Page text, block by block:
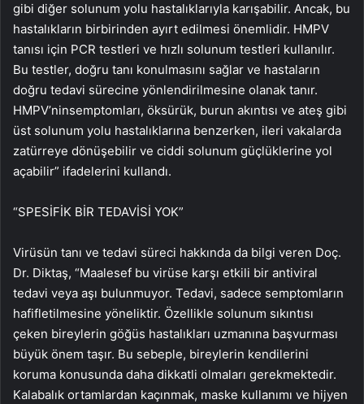
gibi diğer solunum yolu hastalıklarıyla karışabilir. Ancak, bu
hastalıkların birbirinden ayırt edilmesi önemlidir. HMPV
tanısı için PCR testleri ve hızlı solunum testleri kullanılır.
Bu testler, doğru tanı konulmasını sağlar ve hastaların
doğru tedavi sürecine yönlendirilmesine olanak tanır.
HMPV’ninsemptomları, öksürük, burun akıntısı ve ateş gibi
üst solunum yolu hastalıklarına benzerken, ileri vakalarda
zatürreye dönüşebilir ve ciddi solunum güçlüklerine yol
açabilir” ifadelerini kullandı.
“SPESİFİK BİR TEDAVİSİ YOK”
Virüsün tanı ve tedavi süreci hakkında da bilgi veren Doç.
Dr. Diktaş, “Maalesef bu virüse karşı etkili bir antiviral
tedavi veya aşı bulunmuyor. Tedavi, sadece semptomların
hafifletilmesine yöneliktir. Özellikle solunum sıkıntısı
çeken bireylerin göğüs hastalıkları uzmanına başvurması
büyük önem taşır. Bu sebeple, bireylerin kendilerini
koruma konusunda daha dikkatli olmaları gerekmektedir.
Kalabalık ortamlardan kaçınmak, maske kullanımı ve hijyen